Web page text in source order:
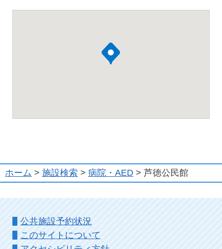
ホーム > 施設検索 > 病院・AED > 芦徳公民館
公共施設予約状況
このサイトについて